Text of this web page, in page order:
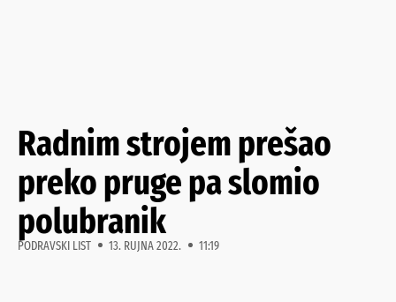
Radnim strojem prešao
preko pruge pa slomio
polubranik
PODRAVSKI LIST 13. RUJNA 2022. 11:19